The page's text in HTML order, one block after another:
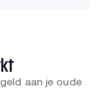
aan je oude